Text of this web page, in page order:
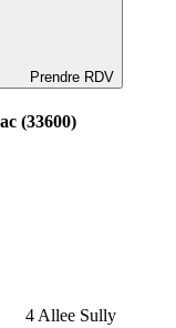
Prendre RDV
(33600)
4 Allee Sully